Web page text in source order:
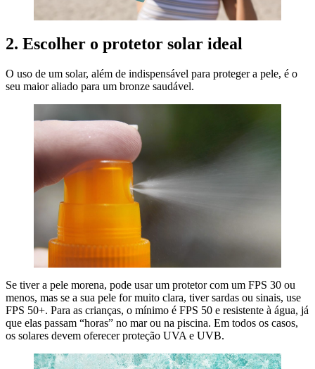
2. Escolher o protetor solar ideal
O uso de um solar, além de indispensável para proteger a pele, é o
seu maior aliado para um bronze saudável.
Se tiver a pele morena, pode usar um protetor com um FPS 30 ou
menos, mas se a sua pele for muito clara, tiver sardas ou sinais, use
FPS 50+. Para as crianças, o mínimo é FPS 50 e resistente à água, já
que elas passam “horas” no mar ou na piscina. Em todos os casos,
os solares devem oferecer proteção UVA e UVB.